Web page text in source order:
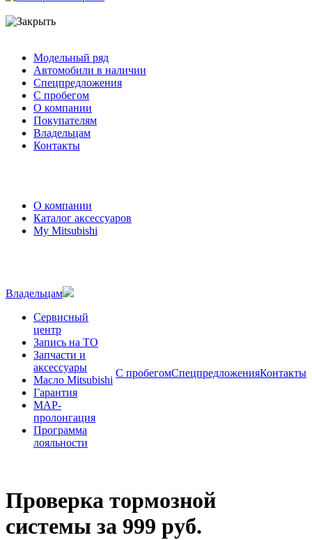
Модельный ряд
Автомобили в наличии
Спецпредложения
С пробегом
О компании
Покупателям
Владельцам
Контакты
О компании
Каталог аксессуаров
My Mitsubishi
Владельцам
Сервисный
центр
Запись на ТО
Запчасти и
аксессуары
Масло Mitsubishi
Гарантия
MAP-
пролонгация
Программа
лояльности
С пробегомСпецпредложенияКонтакты
Проверка тормозной
системы за 999 руб.